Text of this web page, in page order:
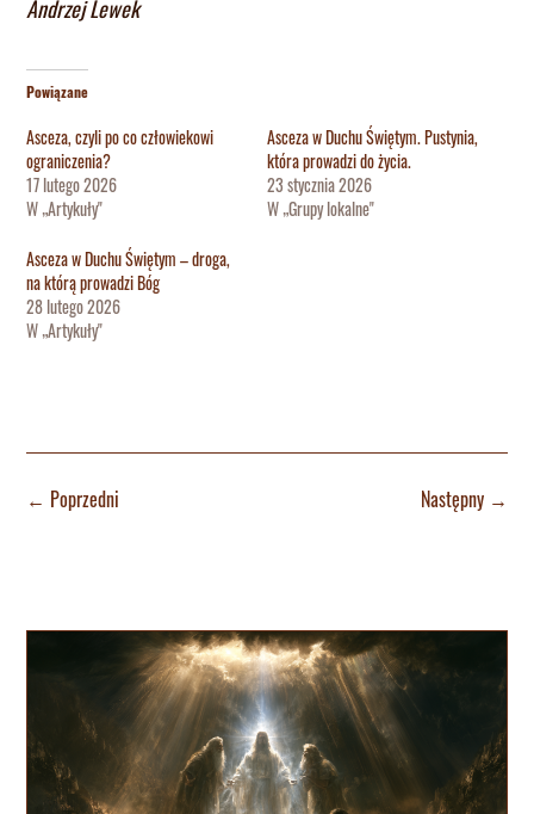
Andrzej Lewek
Powiązane
Asceza, czyli po co człowiekowi
ograniczenia?
17 lutego 2026
W „Artykuły"
Asceza w Duchu Świętym. Pustynia,
która prowadzi do życia.
23 stycznia 2026
W „Grupy lokalne"
Asceza w Duchu Świętym – droga,
na którą prowadzi Bóg
28 lutego 2026
W „Artykuły"
← Poprzedni Następny→